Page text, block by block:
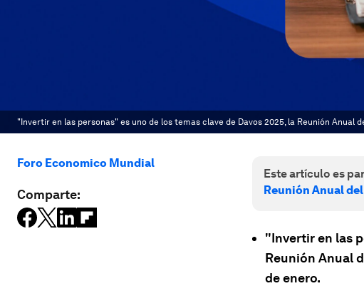
"Invertir en las personas" es uno de los temas clave de Davos 2025, la Reunión Anual
Foro Economico Mundial
Comparte:
Este artículo es
Reunión Anual
"Invertir en las
Reunión Anual
de enero.